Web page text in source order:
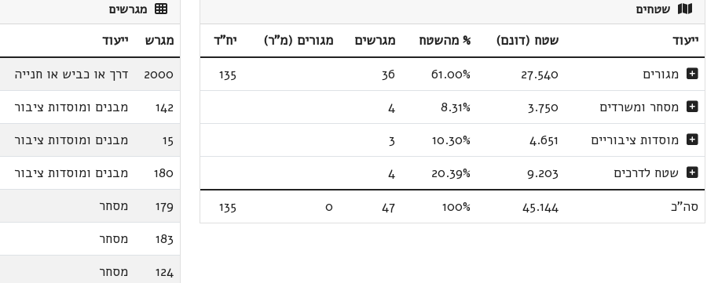
שטחים
ייעוד שטח (דונם) % מהשטח מגרשים מגורים (מ"ר)
יח"ד
מגורים
27.540
61.00%
36
135
מסחר ומשרדים
3.750
8.31%
4
מוסדות ציבוריים
4.651
10.30%
3
שטח לדרכים
9.203
20.39%
4
סה"כ
45.144
100%
47
0
135
מגרשים
מגרש ייעוד
2000
דרך או כביש או חנייה
142
מבנים ומוסדות ציבור
15
מבנים ומוסדות ציבור
180
מבנים ומוסדות ציבור
179
מסחר
183
מסחר
124
מסחר